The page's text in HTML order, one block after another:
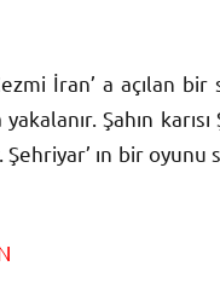
İran’ a açılan bir
Şahın
Şehriyar’ ın bir